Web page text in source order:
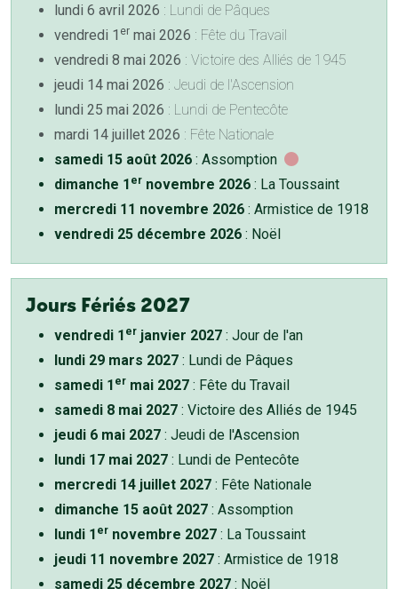
lundi 6 avril 2026 : Lundi de Pâques
vendredi 1 er mai 2026 : Fête du Travail
vendredi 8 mai 2026 : Victoire des Alliés de 1945
jeudi 14 mai 2026 : Jeudi de l'Ascension
lundi 25 mai 2026 : Lundi de Pentecôte
mardi 14 juillet 2026 : Fête Nationale
samedi 15 août 2026 : Assomption
dimanche 1 er novembre 2026 : La Toussaint
mercredi 11 novembre 2026 : Armistice de 1918
vendredi 25 décembre 2026 : Noël
Jours Fériés 2027
vendredi 1 er janvier 2027 : Jour de l'an
lundi 29 mars 2027 : Lundi de Pâques
samedi 1 er mai 2027 : Fête du Travail
samedi 8 mai 2027 : Victoire des Alliés de 1945
jeudi 6 mai 2027 : Jeudi de l'Ascension
lundi 17 mai 2027 : Lundi de Pentecôte
mercredi 14 juillet 2027 : Fête Nationale
dimanche 15 août 2027 : Assomption
lundi 1 er novembre 2027 : La Toussaint
jeudi 11 novembre 2027 : Armistice de 1918
samedi 25 décembre 2027 : Noël